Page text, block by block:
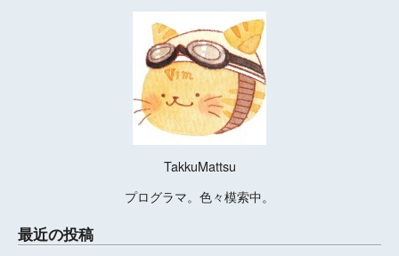
TakkuMattsu
プログラマ。色々模索中。
最近の投稿